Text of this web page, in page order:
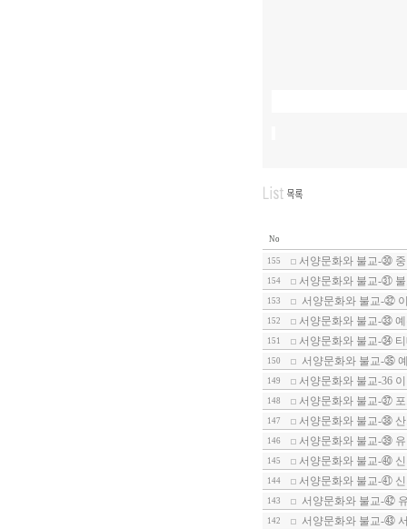
No
155 서양문화와 불교-㉚
154 서양문화와 불교-㉛
153 서양문화와 불교-㉜
152 서양문화와 불교-㉝
151 서양문화와 불교-㉞
150 서양문화와 불교-㉟
149 서양문화와 불교-36
148 서양문화와 불교-㊲
147 서양문화와 불교-㊳
146 서양문화와 불교-㊴
145 서양문화와 불교-㊵
144 서양문화와 불교-㊶
143 서양문화와 불교-㊷
142 서양문화와 불교-㊸